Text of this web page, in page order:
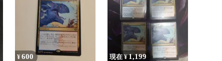
¥600 現在 ¥1,199